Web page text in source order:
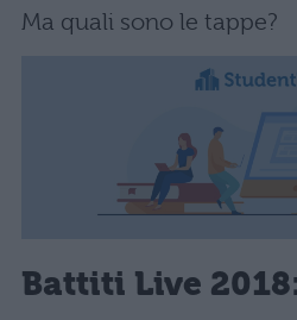
Ma quali sono le tappe?
Battiti Live